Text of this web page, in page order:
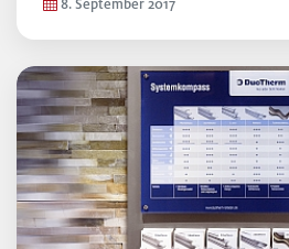
8. September 2017